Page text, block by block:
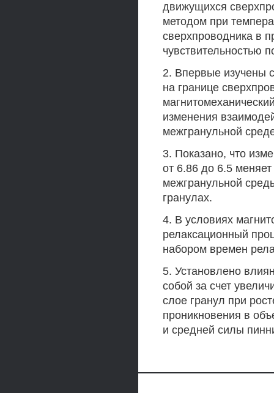
движущихся
методом при
сверхпроводника в
чувствительностью
2. Впервые изучены
на границе
изменения
межгранульной
3. Показано, что
от 6.86 до 6.5
межгранульной
гранулах.
4. В условиях
релаксационный
набором времен
5. Установлено
собой за счет
слое гранул при
проникновения в
и средней силы